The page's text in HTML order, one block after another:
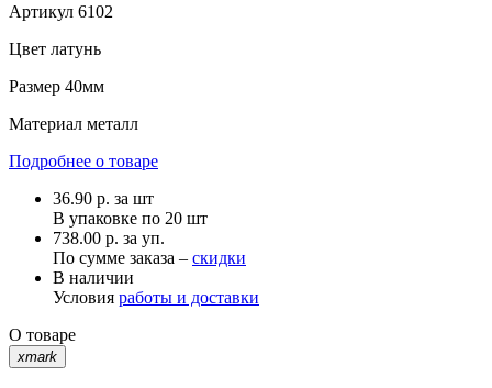
Артикул 6102
Цвет латунь
Размер 40мм
Материал металл
Подробнее о товаре
36.90 р. за шт
В упаковке по 20 шт
738.00 р. за уп.
По сумме заказа – скидки
В наличии
Условия работы и доставки
О товаре
xmark